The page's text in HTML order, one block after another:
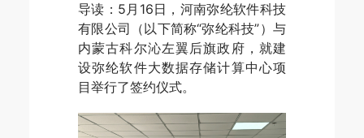
导读：5月16日，河南弥纶软件科技
有限公司（以下简称“弥纶科技”）与
内蒙古科尔沁左翼后旗政府，就建
设弥纶软件大数据存储计算中心项
目举行了签约仪式。